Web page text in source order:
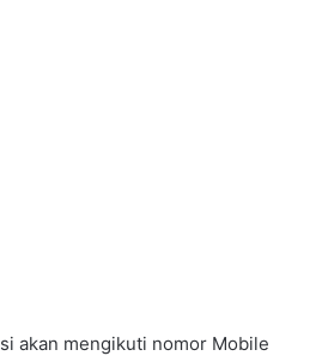
akan mengikuti nomor Mobile